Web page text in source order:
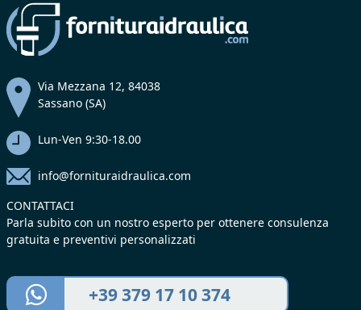
Via Mezzana 12, 84038
Sassano (SA)
Lun-Ven 9:30-18.00
info@fornituraidraulica.com
CONTATTACI
Parla subito con un nostro esperto per ottenere consulenza
gratuita e preventivi personalizzati
+39 379 17 10 374